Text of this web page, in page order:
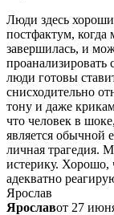
Люди здесь
постфактум, когда
завершилась, и
проанализировать
люди готовы
снисходительно
тону и даже
что человек в
является обычной
личная трагедия.
истерику. Хорошо,
адекватно
Ярослав
Ярославот 27